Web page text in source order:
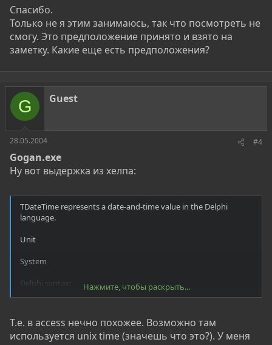
Спасибо.
Только не я этим занимаюсь, так что посмотреть не
смогу. Это предположение принято и взято на
заметку. Какие еще есть предположения?
G Guest
28.05.2004 #4
Gogan.exe
Ну вот выдержка из хелпа:
TDateTime represents a date-and-time value in the Delphi
language.
Unit
System
Delphi syntax:
Description
Нажмите, чтобы раскрыть...
Т.е. в access нечно похожее. Возможно там
используется unix time (значешь что это?). У меня